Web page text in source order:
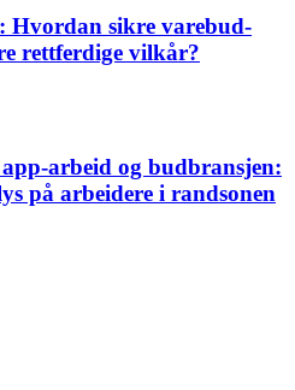
Hvordan sikre varebud-
rettferdige vilkår?
arbeid og budbransjen:
på arbeidere i randsonen